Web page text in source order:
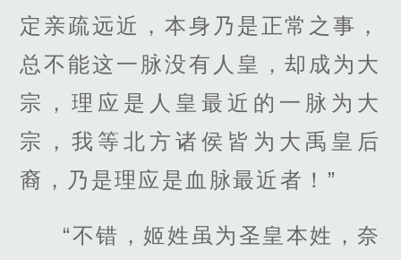
定亲疏远近，本身乃是正常之事，
总不能这一脉没有人皇，却成为大
宗，理应是人皇最近的一脉为大
宗，我等北方诸侯皆为大禹皇后
裔，乃是理应是血脉最近者！”
“不错，姬姓虽为圣皇本姓，奈